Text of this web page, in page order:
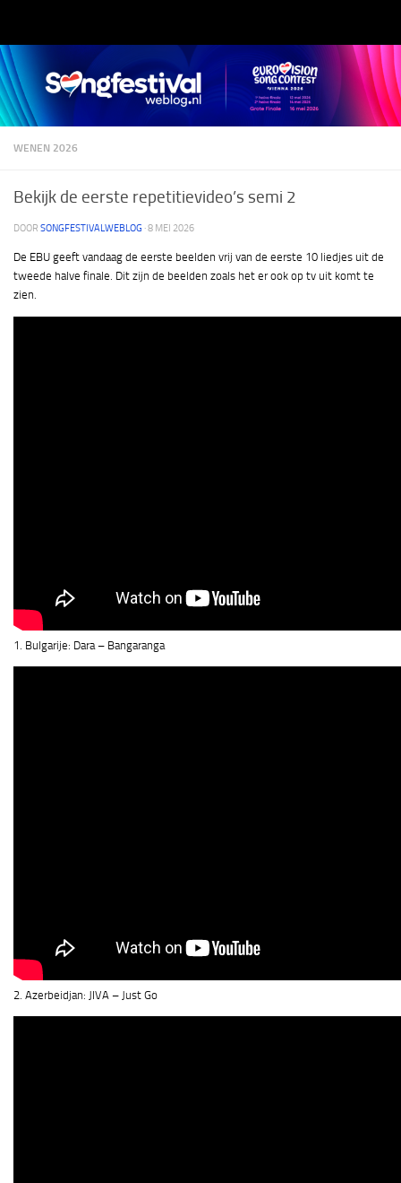
WENEN 2026
Bekijk de eerste repetitievideo’s semi 2
DOOR SONGFESTIVALWEBLOG ·8 MEI 2026
De EBU geeft vandaag de eerste beelden vrij van de eerste 10 liedjes uit de
tweede halve finale. Dit zijn de beelden zoals het er ook op tv uit komt te
zien.
1. Bulgarije: Dara – Bangaranga
2. Azerbeidjan: JIVA – Just Go